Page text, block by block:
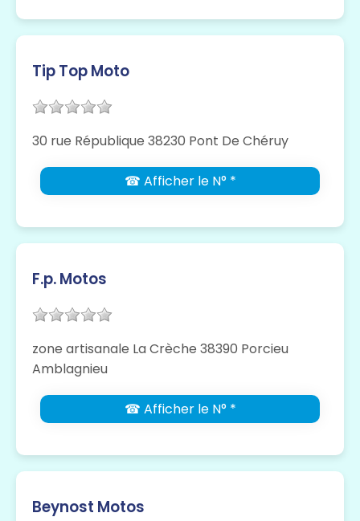
Tip Top Moto
30 rue République 38230 Pont De Chéruy
☎ Afficher le N° *
F.p. Motos
zone artisanale La Crèche 38390 Porcieu
Amblagnieu
☎ Afficher le N° *
Beynost Motos